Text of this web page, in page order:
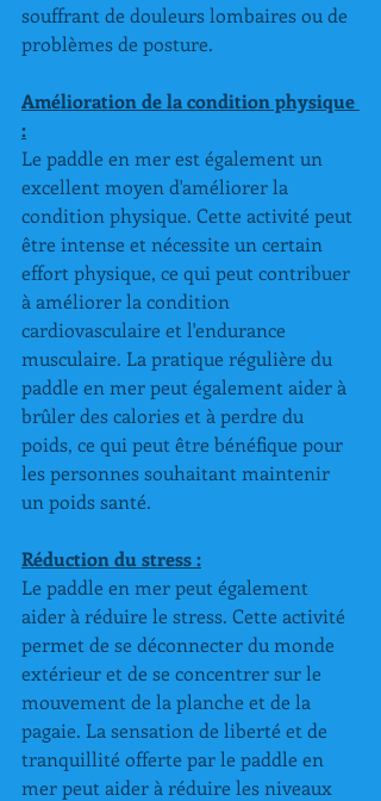
souffrant de douleurs lombaires ou de
problèmes de posture.
Amélioration de la condition physique
:
Le paddle en mer est également un
excellent moyen d'améliorer la
condition physique. Cette activité peut
être intense et nécessite un certain
effort physique, ce qui peut contribuer
à améliorer la condition
cardiovasculaire et l'endurance
musculaire. La pratique régulière du
paddle en mer peut également aider à
brûler des calories et à perdre du
poids, ce qui peut être bénéfique pour
les personnes souhaitant maintenir
un poids santé.
Réduction du stress :
Le paddle en mer peut également
aider à réduire le stress. Cette activité
permet de se déconnecter du monde
extérieur et de se concentrer sur le
mouvement de la planche et de la
pagaie. La sensation de liberté et de
tranquillité offerte par le paddle en
mer peut aider à réduire les niveaux